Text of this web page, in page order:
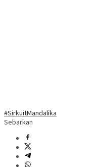
#SirkuitMandalika
Sebarkan